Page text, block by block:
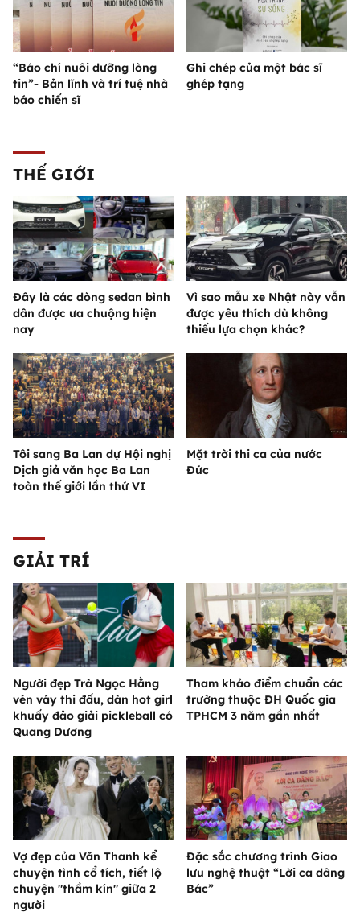
“Báo chí nuôi dưỡng lòng
tin”- Bản lĩnh và trí tuệ nhà
báo chiến sĩ
Ghi chép của một bác sĩ
ghép tạng
THẾ GIỚI
Đây là các dòng sedan bình
dân được ưa chuộng hiện
nay
Vì sao mẫu xe Nhật này vẫn
được yêu thích dù không
thiếu lựa chọn khác?
Tôi sang Ba Lan dự Hội nghị
Dịch giả văn học Ba Lan
toàn thế giới lần thứ VI
Mặt trời thi ca của nước
Đức
GIẢI TRÍ
Người đẹp Trà Ngọc Hằng
vén váy thi đấu, dàn hot girl
khuấy đảo giải pickleball có
Quang Dương
Tham khảo điểm chuẩn các
trường thuộc ĐH Quốc gia
TPHCM 3 năm gần nhất
Vợ đẹp của Văn Thanh kể
chuyện tình cổ tích, tiết lộ
chuyện "thầm kín" giữa 2
người
Đặc sắc chương trình Giao
lưu nghệ thuật “Lời ca dâng
Bác”